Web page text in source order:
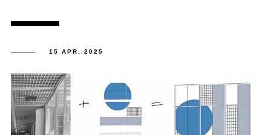
15 APR. 2025